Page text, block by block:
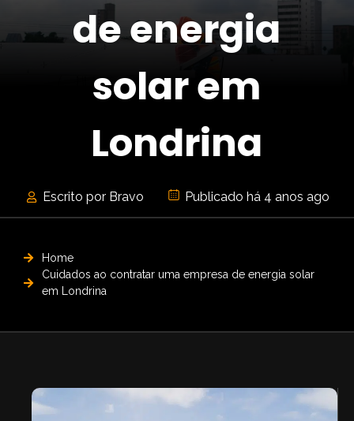
de energia
solar em
Londrina
Escrito por Bravo Publicado há 4 anos ago
Home
Cuidados ao contratar uma empresa de energia solar
em Londrina